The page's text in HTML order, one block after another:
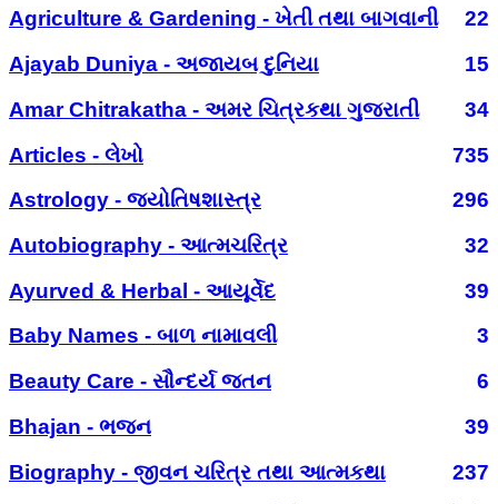
Agriculture & Gardening - ખેતી તથા બાગવાની
22
Ajayab Duniya - અજાયબ દુનિયા
15
Amar Chitrakatha - અમર ચિત્રકથા ગુજરાતી
34
Articles - લેખો
735
Astrology - જ્યોતિષશાસ્ત્ર
296
Autobiography - આત્મચરિત્ર
32
Ayurved & Herbal - આયૂર્વેદ
39
Baby Names - બાળ નામાવલી
3
Beauty Care - સૌન્દર્ય જતન
6
Bhajan - ભજન
39
Biography - જીવન ચરિત્ર તથા આત્મકથા
237